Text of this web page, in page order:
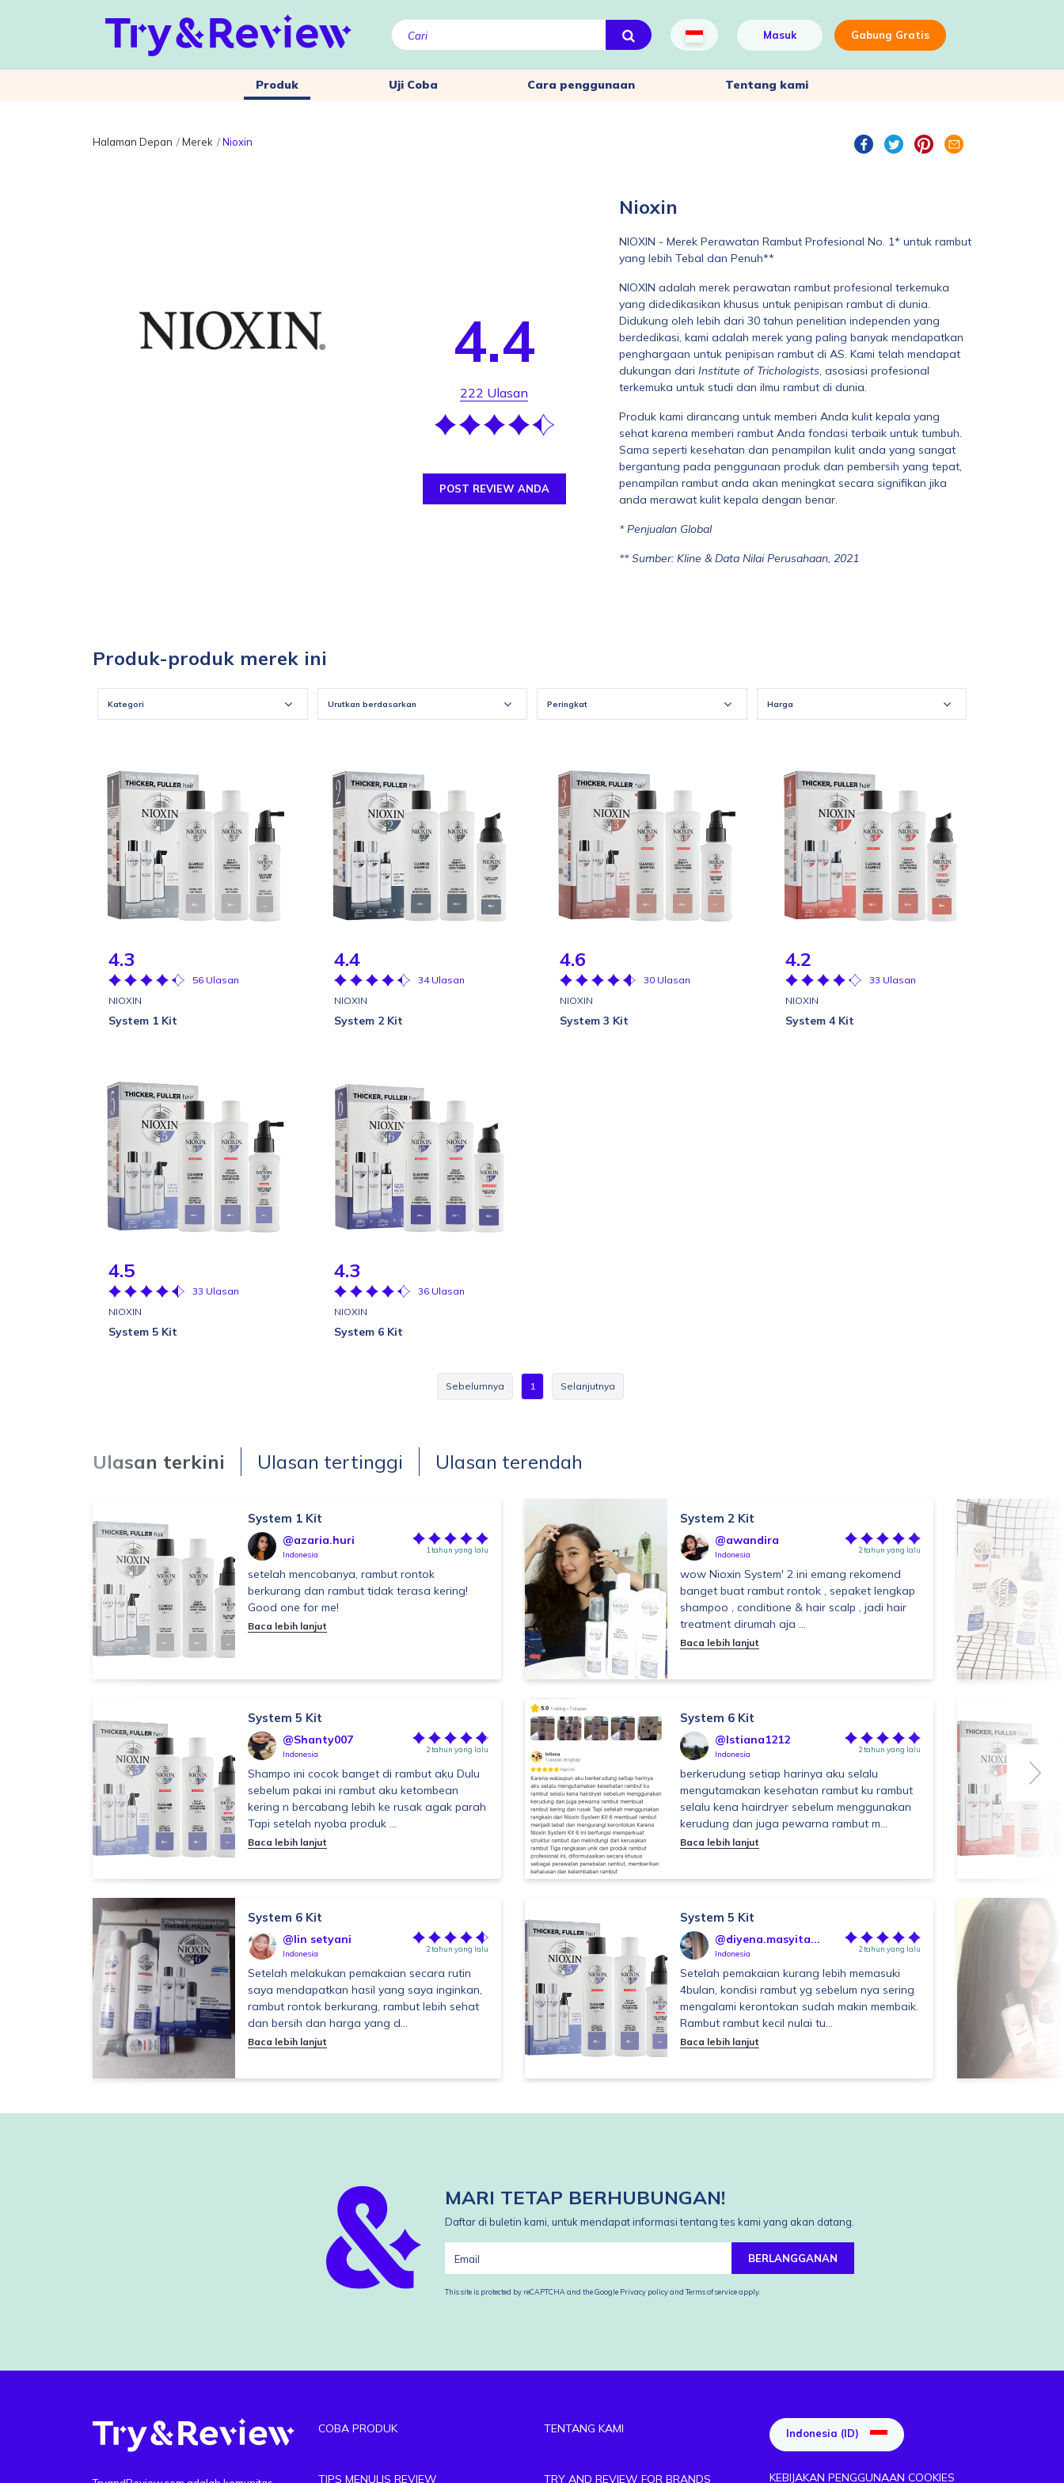
Masuk Gabung Gratis
Produk Uji Coba Cara penggunaan Tentang kami
Halaman Depan Merek Nioxin
4.4
222 Ulasan
POST REVIEW ANDA
Nioxin
NIOXIN - Merek Perawatan Rambut Profesional No. 1* untuk rambut
yang lebih Tebal dan Penuh**
NIOXIN adalah merek perawatan rambut profesional terkemuka
yang didedikasikan khusus untuk penipisan rambut di dunia.
Didukung oleh lebih dari 30 tahun penelitian independen yang
berdedikasi, kami adalah merek yang paling banyak mendapatkan
penghargaan untuk penipisan rambut di AS. Kami telah mendapat
dukungan dari Institute of Trichologists, asosiasi profesional
terkemuka untuk studi dan ilmu rambut di dunia.
Produk kami dirancang untuk memberi Anda kulit kepala yang
sehat karena memberi rambut Anda fondasi terbaik untuk tumbuh.
Sama seperti kesehatan dan penampilan kulit anda yang sangat
bergantung pada penggunaan produk dan pembersih yang tepat,
penampilan rambut anda akan meningkat secara signifikan jika
anda merawat kulit kepala dengan benar.
* Penjualan Global
** Sumber: Kline & Data Nilai Perusahaan, 2021
Produk-produk merek ini
Kategori Urutkan berdasarkan Peringkat Harga
4.3
56 Ulasan
NIOXIN
System 1 Kit
4.4
34 Ulasan
NIOXIN
System 2 Kit
4.6
30 Ulasan
NIOXIN
System 3 Kit
4.2
33 Ulasan
NIOXIN
System 4 Kit
4.5
33 Ulasan
NIOXIN
System 5 Kit
4.3
36 Ulasan
NIOXIN
System 6 Kit
Sebelumnya 1 Selanjutnya
Ulasan terkini Ulasan tertinggi Ulasan terendah
System 1 Kit
@azaria.huri
Indonesia 1 tahun yang lalu
setelah mencobanya, rambut rontok
berkurang dan rambut tidak terasa kering!
Good one for me!
Baca lebih lanjut
System 5 Kit
@Shanty007
Indonesia 2 tahun yang lalu
Shampo ini cocok banget di rambut aku Dulu
sebelum pakai ini rambut aku ketombean
kering n bercabang lebih ke rusak agak parah
Tapi setelah nyoba produk ...
Baca lebih lanjut
System 6 Kit
@Iin setyani
Indonesia 2 tahun yang lalu
Setelah melakukan pemakaian secara rutin
saya mendapatkan hasil yang saya inginkan,
rambut rontok berkurang, rambut lebih sehat
dan bersih dan harga yang d...
Baca lebih lanjut
System 2 Kit
@awandira
Indonesia 2 tahun yang lalu
wow Nioxin System' 2 ini emang rekomend
banget buat rambut rontok , sepaket lengkap
shampoo , conditione & hair scalp , jadi hair
treatment dirumah aja ...
Baca lebih lanjut
System 6 Kit
@Istiana1212
Indonesia 2 tahun yang lalu
berkerudung setiap harinya aku selalu
mengutamakan kesehatan rambut ku rambut
selalu kena hairdryer sebelum menggunakan
kerudung dan juga pewarna rambut m...
Baca lebih lanjut
System 5 Kit
@diyena.masyita...
Indonesia 2 tahun yang lalu
Setelah pemakaian kurang lebih memasuki
4bulan, kondisi rambut yg sebelum nya sering
mengalami kerontokan sudah makin membaik.
Rambut rambut kecil nulai tu...
Baca lebih lanjut
MARI TETAP BERHUBUNGAN!
Daftar di buletin kami, untuk mendapat informasi tentang tes kami yang akan datang.
BERLANGGANAN
This site is protected by reCAPTCHA and the Google Privacy policyand Terms of serviceapply.
COBA PRODUK
TIPS MENULIS REVIEW
TENTANG KAMI
TRY AND REVIEW FOR BRANDS
Indonesia (ID)
KEBIJAKAN PENGGUNAAN COOKIES